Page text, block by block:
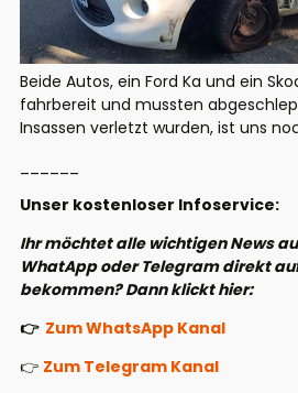
Beide Autos, ein Ford Ka und ein
fahrbereit und mussten
Insassen verletzt wurden, ist uns
Unser kostenloser Infoservice:
Ihr möchtet alle wichtigen News
WhatApp oder Telegram direkt
bekommen? Dann klickt hier:
👉 Zum WhatsApp Kanal
👉 Zum Telegram Kanal